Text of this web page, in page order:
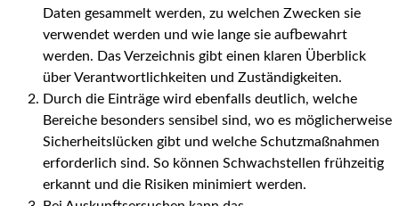
Daten gesammelt werden, zu welchen Zwecken sie
verwendet werden und wie lange sie aufbewahrt
werden. Das Verzeichnis gibt einen klaren Überblick
über Verantwortlichkeiten und Zuständigkeiten.
Durch die Einträge wird ebenfalls deutlich, welche
Bereiche besonders sensibel sind, wo es möglicherweise
Sicherheitslücken gibt und welche Schutzmaßnahmen
erforderlich sind. So können Schwachstellen frühzeitig
erkannt und die Risiken minimiert werden.